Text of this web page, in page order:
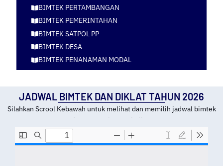
BIMTEK PERTAMBANGAN
BIMTEK PEMERINTAHAN
BIMTEK SATPOL PP
BIMTEK DESA
BIMTEK PENANAMAN MODAL
JADWAL BIMTEK DAN DIKLAT TAHUN 2026
Silahkan Scrool Kebawah untuk melihat dan memilih jadwal bimtek
dan tempat kota pelatihan